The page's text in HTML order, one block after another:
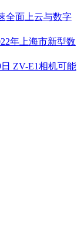
全面上云与数字
年上海市新型数
ZV-E1相机可能